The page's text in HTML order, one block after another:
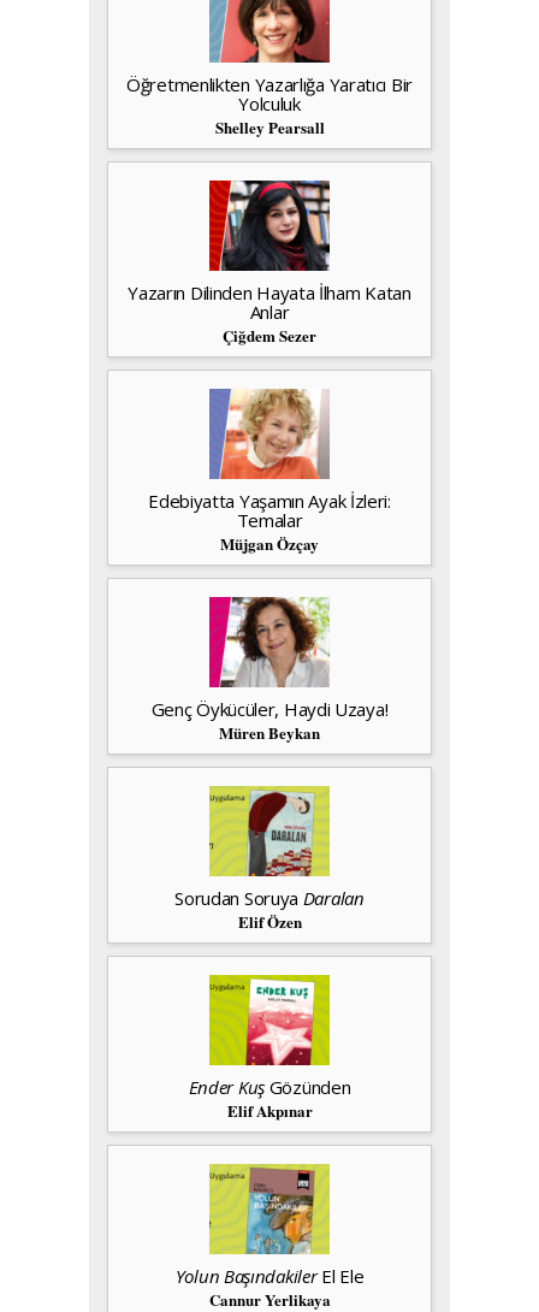
Öğretmenlikten Yazarlığa Yaratıcı Bir
Yolculuk
Shelley Pearsall
Yazarın Dilinden Hayata İlham Katan
Anlar
Çiğdem Sezer
Edebiyatta Yaşamın Ayak İzleri:
Temalar
Müjgan Özçay
Genç Öykücüler, Haydi Uzaya!
Müren Beykan
Sorudan Soruya Daralan
Elif Özen
Ender Kuş Gözünden
Elif Akpınar
Yolun BaşındakilerEl Ele
Cannur Yerlikaya